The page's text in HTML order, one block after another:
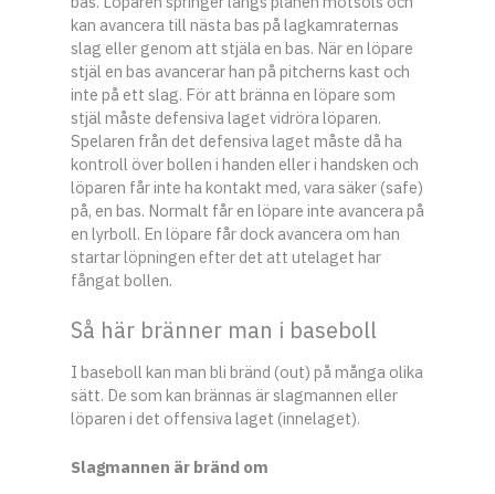
kan avancera till nästa bas på lagkamraternas
slag eller genom att stjäla en bas. När en löpare
stjäl en bas avancerar han på pitcherns kast och
inte på ett slag. För att bränna en löpare som
stjäl måste defensiva laget vidröra löparen.
Spelaren från det defensiva laget måste då ha
kontroll över bollen i handen eller i handsken och
löparen får inte ha kontakt med, vara säker (safe)
på, en bas. Normalt får en löpare inte avancera på
en lyrboll. En löpare får dock avancera om han
startar löpningen efter det att utelaget har
fångat bollen.
Så här bränner man i baseboll
I baseboll kan man bli bränd (out) på många olika
sätt. De som kan brännas är slagmannen eller
löparen i det offensiva laget (innelaget).
Slagmannen är bränd om